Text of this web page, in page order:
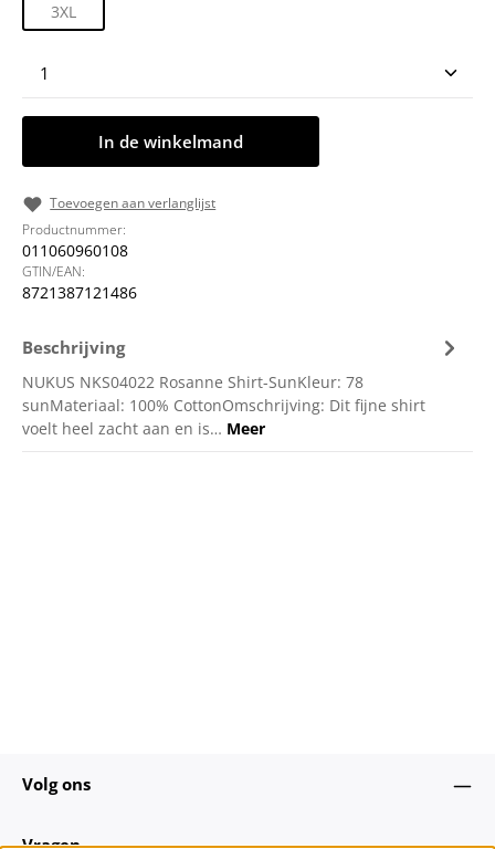
3XL
Producthoeveelheid: Voer de gewenste
In de winkelmand
Toevoegen aan verlanglijst
Productnummer:
011060960108
GTIN/EAN:
8721387121486
Beschrijving
NUKUS NKS04022 Rosanne Shirt-SunKleur: 78
sunMateriaal: 100% CottonOmschrijving: Dit fijne shirt
voelt heel zacht aan en is… Meer
Volg ons